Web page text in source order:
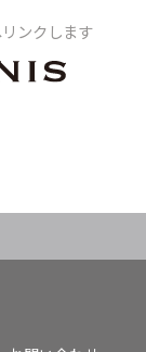
ンクします